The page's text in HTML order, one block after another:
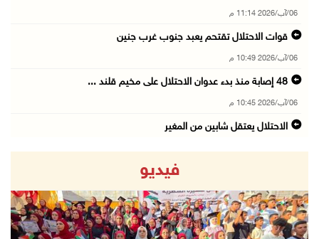
06/آب/2026 11:14 م
قوات الاحتلال تقتحم يعبد جنوب غرب جنين
06/آب/2026 10:49 م
48 إصابة منذ بدء عدوان الاحتلال على مخيم قلند ...
06/آب/2026 10:45 م
الاحتلال يعتقل شابين من المغير
وزير الداخلية يبحث مع مكافحة المخدرات الدولي ...
06/آب/2026 10:01 م
رئيس بلدية الخليل يطلع وفدا أميركيا على تطورا ...
فيديو